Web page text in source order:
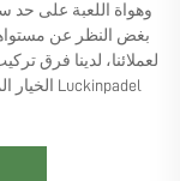
وهواة اللعبة على حد
بغض النظر عن
لعملائنا، لدينا فرق
Luckinpadel الخيار المثالي لحلول ملاعب البادل في جميع أنحاء العالم.